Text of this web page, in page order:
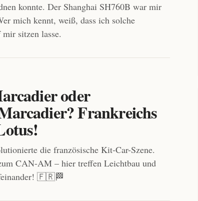
konnte. Der Shanghai SH760B war mir
mich kennt, weiß, dass ich solche
sitzen lasse.
oder
Frankreichs
die französische Kit-Car-Szene.
CAN-AM – hier treffen Leichtbau und
🇫🇷🏁